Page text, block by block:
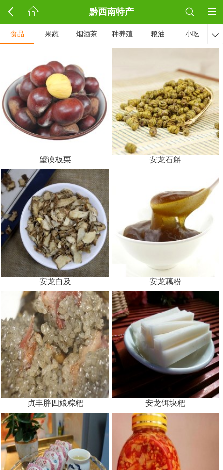
黔西南特产
食品 果蔬 烟酒茶 种养殖 粮油 小吃 
望谟板栗 安龙石斛
安龙白及 安龙藕粉
贞丰胖四娘粽粑 安龙饵块粑